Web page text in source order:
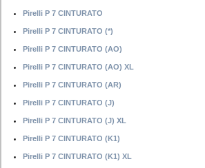
Pirelli P 7 CINTURATO
Pirelli P 7 CINTURATO (*)
Pirelli P 7 CINTURATO (AO)
Pirelli P 7 CINTURATO (AO) XL
Pirelli P 7 CINTURATO (AR)
Pirelli P 7 CINTURATO (J)
Pirelli P 7 CINTURATO (J) XL
Pirelli P 7 CINTURATO (K1)
Pirelli P 7 CINTURATO (K1) XL